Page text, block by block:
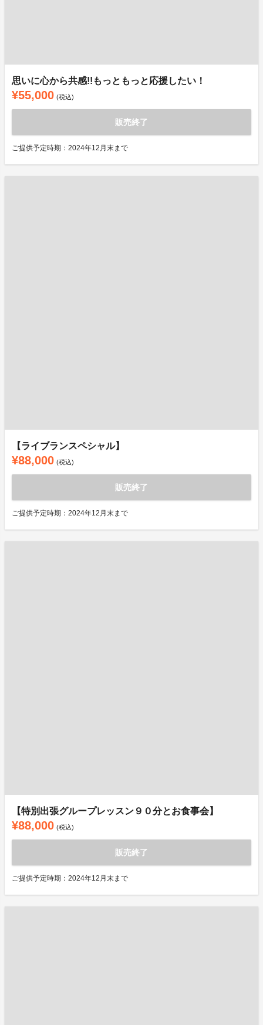
思いに心から共感!!もっともっと応援したい！
¥55,000 (税込)
販売終了
ご提供予定時期：2024年12月末まで
【ライブランスペシャル】
¥88,000 (税込)
販売終了
ご提供予定時期：2024年12月末まで
【特別出張グループレッスン９０分とお食事会】
¥88,000 (税込)
販売終了
ご提供予定時期：2024年12月末まで